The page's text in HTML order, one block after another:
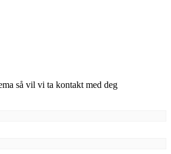
så vil vi ta kontakt med deg